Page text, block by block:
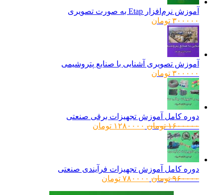
آموزش نرم‌افزار Etap به صورت تصویری
۳۰۰۰۰۰ تومان
آموزش تصویری آشنایی با صنایع پتروشیمی
۳۰۰۰۰۰ تومان
دوره کامل آموزش تجهیزات برقی صنعتی
۱۶۰۰۰۰۰ تومانقیمت
۱۲۸۰۰۰۰ تومانقیمت
دوره کامل آموزش تجهیزات فرآیندی صنعتی
۹۶۰۰۰۰ تومانقیمت
۷۸۰۰۰۰ تومانقیمت